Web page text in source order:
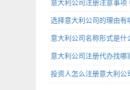
意大利公司注册注意事项
选择意大利公司的理由有
意大利公司名称形式是
意大利公司注册代办找哪
投资人怎么注册意大利公